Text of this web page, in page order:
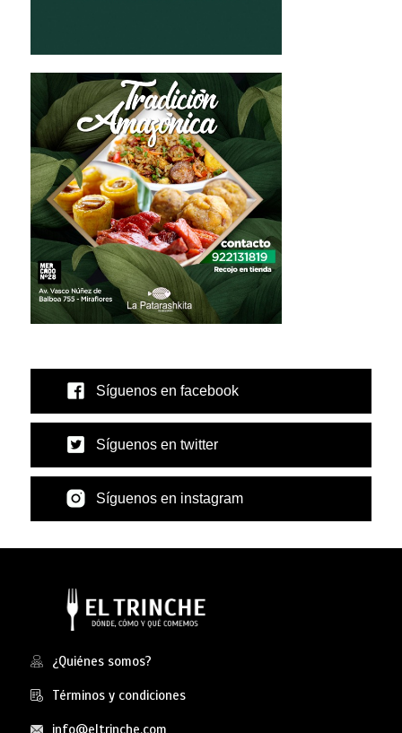
Síguenos en facebook
Síguenos en twitter
Síguenos en instagram
¿Quiénes somos?
Términos y condiciones
info@eltrinche.com